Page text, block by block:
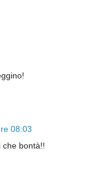
08:03
che bontà!!